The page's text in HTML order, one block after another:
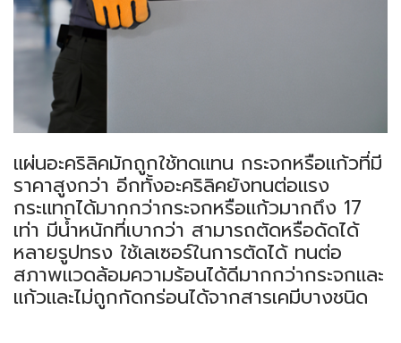
แผ่นอะคริลิคมักถูกใช้ทดแทน กระจกหรือแก้วที่มี
ราคาสูงกว่า อีกทั้งอะคริลิคยังทนต่อแรง
กระแทกได้มากกว่ากระจกหรือแก้วมากถึง 17
เท่า มีน้ำหนักที่เบากว่า สามารถตัดหรือดัดได้
หลายรูปทรง ใช้เลเซอร์ในการตัดได้ ทนต่อ
สภาพแวดล้อมความร้อนได้ดีมากกว่ากระจกและ
แก้วและไม่ถูกกัดกร่อนได้จากสารเคมีบางชนิด